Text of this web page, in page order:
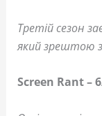
Третій сезон
який зрештою
Screen Rant –